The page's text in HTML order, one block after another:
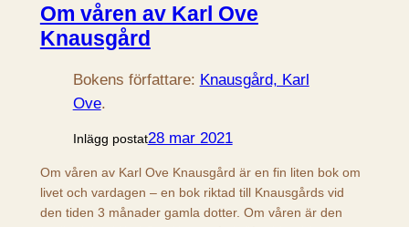
Om våren av Karl Ove
Knausgård
Bokens författare: Knausgård, Karl
Ove.
Inlägg postat28 mar 2021
Om våren av Karl Ove Knausgård är en fin liten bok om
livet och vardagen – en bok riktad till Knausgårds vid
den tiden 3 månader gamla dotter. Om våren är den